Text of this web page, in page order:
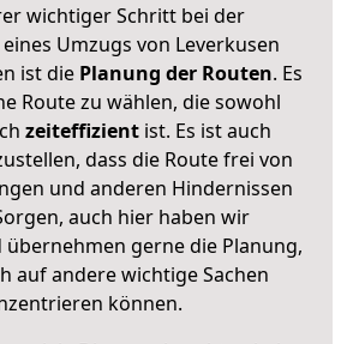
wichtiger Schritt bei der
Umzugs von Leverkusen
ist die Planung der Routen. Es
Route zu wählen, die sowohl
zeiteffizientist. Es ist auch
dass die Route frei von
und anderen Hindernissen
auch hier haben wir
übernehmen gerne die Planung,
auf andere wichtige Sachen
können.